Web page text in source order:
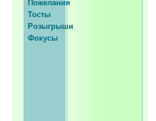
Пожелания
Тосты
Розыгрыши
Фокусы